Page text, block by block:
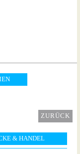
ZURÜCK
& HANDEL